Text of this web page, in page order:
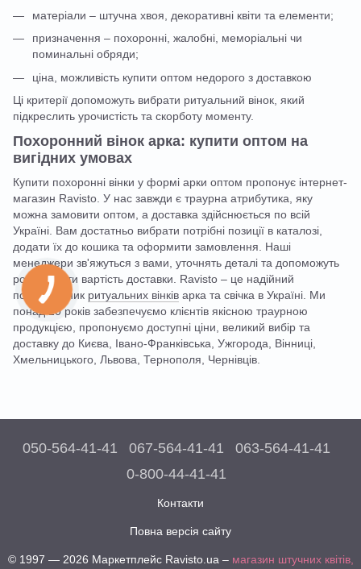
матеріали – штучна хвоя, декоративні квіти та елементи;
призначення – похоронні, жалобні, меморіальні чи
поминальні обряди;
ціна, можливість купити оптом недорого з доставкою
Ці критерії допоможуть вибрати ритуальний вінок, який
підкреслить урочистість та скорботу моменту.
Похоронний вінок арка: купити оптом на
вигідних умовах
Купити похоронні вінки у формі арки оптом пропонує інтернет-
магазин Ravisto. У нас завжди є траурна атрибутика, яку
можна замовити оптом, а доставка здійснюється по всій
Україні. Вам достатньо вибрати потрібні позиції в каталозі,
додати їх до кошика та оформити замовлення. Наші
менеджери зв'яжуться з вами, уточнять деталі та допоможуть
розрахувати вартість доставки. Ravisto – це надійний
постачальник ритуальних вінків арка та свічка в Україні. Ми
понад 20 років забезпечуємо клієнтів якісною траурною
продукцією, пропонуємо доступні ціни, великий вибір та
доставку до Києва, Івано-Франківська, Ужгорода, Вінниці,
Хмельницького, Львова, Тернополя, Чернівців.
050-564-41-41 067-564-41-41
063-564-41-41
0-800-44-41-41
Контакти
Повна версія сайту
© 1997 — 2026 Маркетплейс Ravisto.ua – магазин штучних квітів,